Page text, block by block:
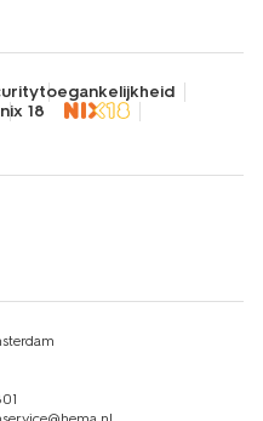
toegankelijkheid
nix 18